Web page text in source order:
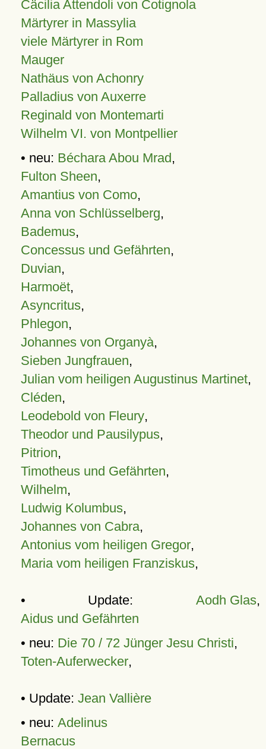
Cäcilia Attendoli von Cotignola
Märtyrer in Massylia
viele Märtyrer in Rom
Mauger
Nathäus von Achonry
Palladius von Auxerre
Reginald von Montemarti
Wilhelm VI. von Montpellier
• neu: Béchara Abou Mrad,
Fulton Sheen,
Amantius von Como,
Anna von Schlüsselberg,
Bademus,
Concessus und Gefährten,
Duvian,
Harmoët,
Asyncritus,
Phlegon,
Johannes von Organyà,
Sieben Jungfrauen,
Julian vom heiligen Augustinus Martinet,
Cléden,
Leodebold von Fleury,
Theodor und Pausilypus,
Pitrion,
Timotheus und Gefährten,
Wilhelm,
Ludwig Kolumbus,
Johannes von Cabra,
Antonius vom heiligen Gregor,
Maria vom heiligen Franziskus,
• Update: Aodh Glas,
Aidus und Gefährten
• neu: Die 70 / 72 Jünger Jesu Christi,
Toten-Auferwecker,
• Update: Jean Vallière
• neu: Adelinus
Bernacus